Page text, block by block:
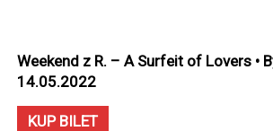
Weekend z R. – A Surfeit of Lovers •
14.05.2022
KUP BILET